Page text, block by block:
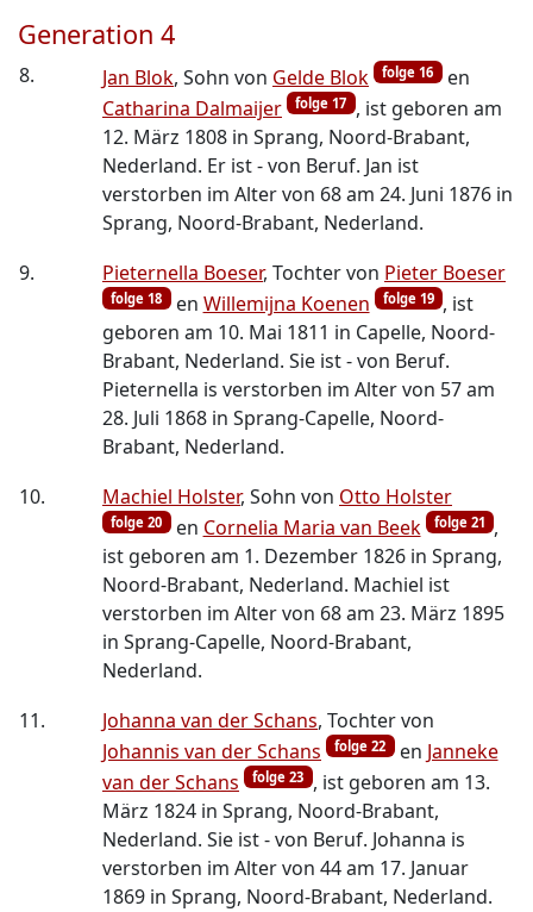
Generation 4
8. Jan Blok, Sohn von Gelde Blok folge 16 en
Catharina Dalmaijer
folge 17 , ist geboren am
12. März 1808 in Sprang, Noord-Brabant,
Nederland. Er ist - von Beruf. Jan ist
verstorben im Alter von 68 am 24. Juni 1876 in
Sprang, Noord-Brabant, Nederland.
9.
Pieternella Boeser, Tochter von Pieter Boeser
folge 18 en Willemijna Koenen folge 19 , ist
geboren am 10. Mai 1811 in Capelle, Noord-
Brabant, Nederland. Sie ist - von Beruf.
Pieternella is verstorben im Alter von 57 am
28. Juli 1868 in Sprang-Capelle, Noord-
Brabant, Nederland.
10.
Machiel Holster, Sohn von Otto Holster
folge 20 en Cornelia Maria van Beek folge 21 ,
ist geboren am 1. Dezember 1826 in Sprang,
Noord-Brabant, Nederland. Machiel ist
verstorben im Alter von 68 am 23. März 1895
in Sprang-Capelle, Noord-Brabant,
Nederland.
11.
Johanna van der Schans, Tochter von
Johannis van der Schans
folge 22 en Janneke
van der Schans
folge 23 , ist geboren am 13.
März 1824 in Sprang, Noord-Brabant,
Nederland. Sie ist - von Beruf. Johanna is
verstorben im Alter von 44 am 17. Januar
1869 in Sprang, Noord-Brabant, Nederland.